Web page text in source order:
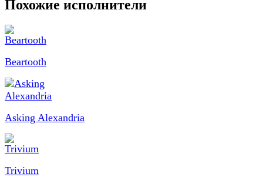
Похожие исполнители
Beartooth
Asking Alexandria
Trivium